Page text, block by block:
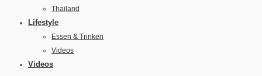
Thailand
Lifestyle
Essen & Trinken
Videos
Videos